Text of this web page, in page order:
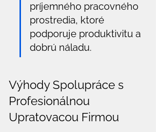
príjemného pracovného
prostredia, ktoré
podporuje produktivitu a
dobrú náladu.
Výhody Spolupráce s
Profesionálnou
Upratovacou Firmou